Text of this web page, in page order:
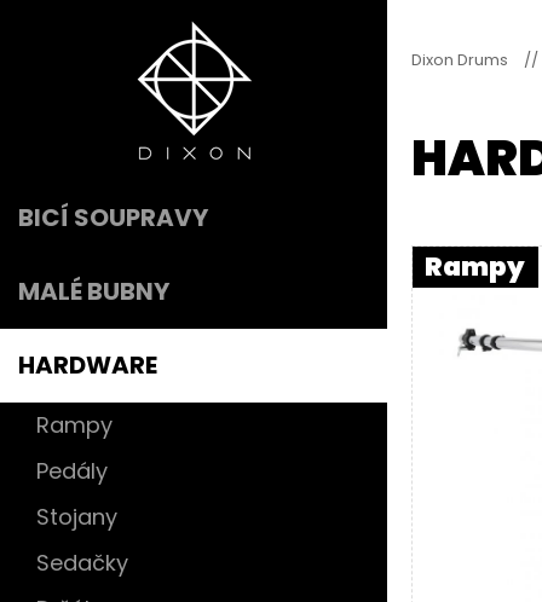
BICÍ SOUPRAVY
MALÉ BUBNY
HARDWARE
Rampy
Pedály
Stojany
Sedačky
Dixon Drums //
Rampy